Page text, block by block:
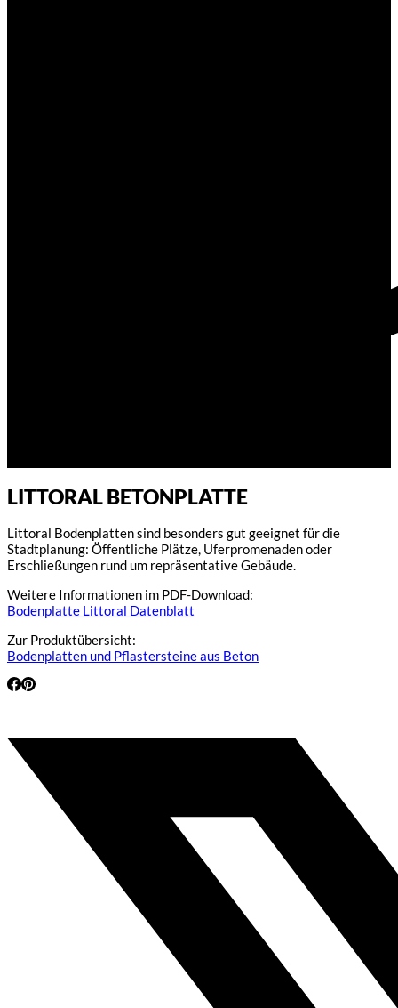
LITTORAL BETONPLATTE
Littoral Bodenplatten sind besonders gut geeignet für die
Stadtplanung: Öffentliche Plätze, Uferpromenaden oder
Erschließungen rund um repräsentative Gebäude.
Weitere Informationen im PDF-Download:
Bodenplatte Littoral Datenblatt
Zur Produktübersicht:
Bodenplatten und Pflastersteine aus Beton